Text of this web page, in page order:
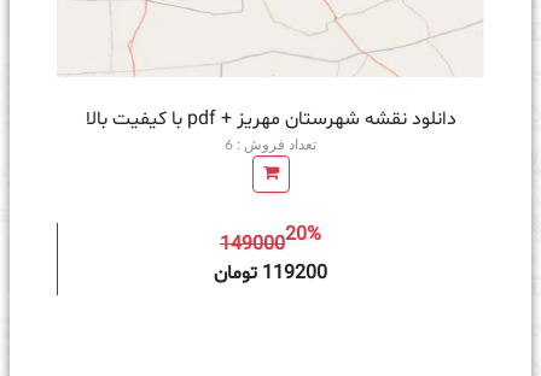
دانلود نقشه شهرستان مهریز + pdf با کیفیت بالا
تعداد فروش : 6
14900020%
119200 تومان